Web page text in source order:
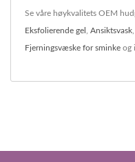
Se våre høykvalitets OEM
Eksfolierende gel Ansiktsvask
Fjerningsvæske for sminke og